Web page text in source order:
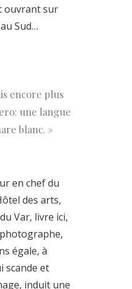
ouvrant sur
Sud…
encore plus
une langue
blanc. »
en chef du
des arts,
Var, livre ici,
égale, à
scande et
induit une